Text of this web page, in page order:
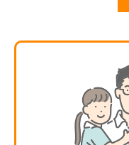
当社の提携先(情報提供
ります。
第3条(個人情報を収集・
当社が個人情報を収集・
当社サービスの提供・運
ユーザーからのお問い